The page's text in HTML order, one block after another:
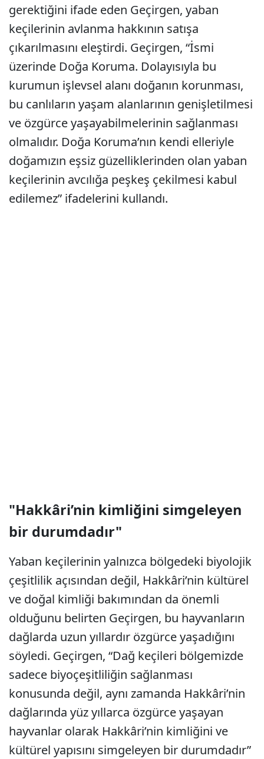
gerektiğini ifade eden Geçirgen, yaban
keçilerinin avlanma hakkının satışa
çıkarılmasını eleştirdi. Geçirgen, “İsmi
üzerinde Doğa Koruma. Dolayısıyla bu
kurumun işlevsel alanı doğanın korunması,
bu canlıların yaşam alanlarının genişletilmesi
ve özgürce yaşayabilmelerinin sağlanması
olmalıdır. Doğa Koruma’nın kendi elleriyle
doğamızın eşsiz güzelliklerinden olan yaban
keçilerinin avcılığa peşkeş çekilmesi kabul
edilemez” ifadelerini kullandı.
"Hakkâri’nin kimliğini simgeleyen
bir durumdadır"
Yaban keçilerinin yalnızca bölgedeki biyolojik
çeşitlilik açısından değil, Hakkâri’nin kültürel
ve doğal kimliği bakımından da önemli
olduğunu belirten Geçirgen, bu hayvanların
dağlarda uzun yıllardır özgürce yaşadığını
söyledi. Geçirgen, “Dağ keçileri bölgemizde
sadece biyoçeşitliliğin sağlanması
konusunda değil, aynı zamanda Hakkâri’nin
dağlarında yüz yıllarca özgürce yaşayan
hayvanlar olarak Hakkâri’nin kimliğini ve
kültürel yapısını simgeleyen bir durumdadır”